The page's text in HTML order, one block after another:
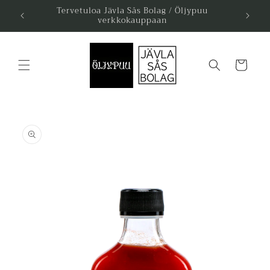
siirry
Tervetuloa Jävla Sås Bolag / Öljypuu
verkkokauppaan
Ostoskori
tuotetietoihin